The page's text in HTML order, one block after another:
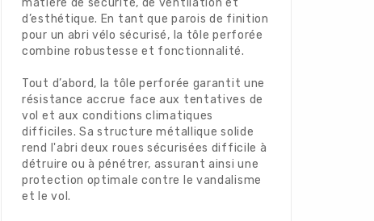
matière de sécurité, de ventilation et
d’esthétique. En tant que parois de finition
pour un abri vélo sécurisé, la tôle perforée
combine robustesse et fonctionnalité.
Tout d’abord, la tôle perforée garantit une
résistance accrue face aux tentatives de
vol et aux conditions climatiques
difficiles. Sa structure métallique solide
rend l'abri deux roues sécurisées difficile à
détruire ou à pénétrer, assurant ainsi une
protection optimale contre le vandalisme
et le vol.